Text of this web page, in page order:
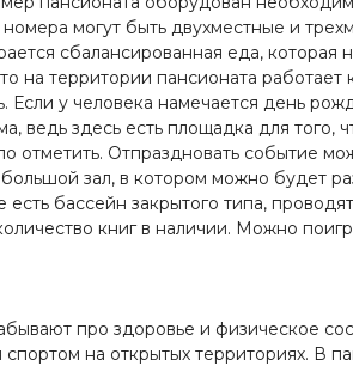
номера могут быть двухместные и
сбалансированная еда,
на территории пансионата
Если у человека намечается день
ведь здесь есть площадка для
отметить. Отпраздновать событие
большой зал, в котором можно будет
есть бассейн закрытого типа,
книг в наличии. Можно
про здоровье и физическое
спортом на открытых территориях. В